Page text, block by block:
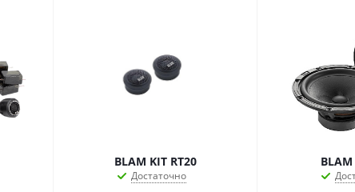
BLAM KIT RT20
Достаточно
BLAM